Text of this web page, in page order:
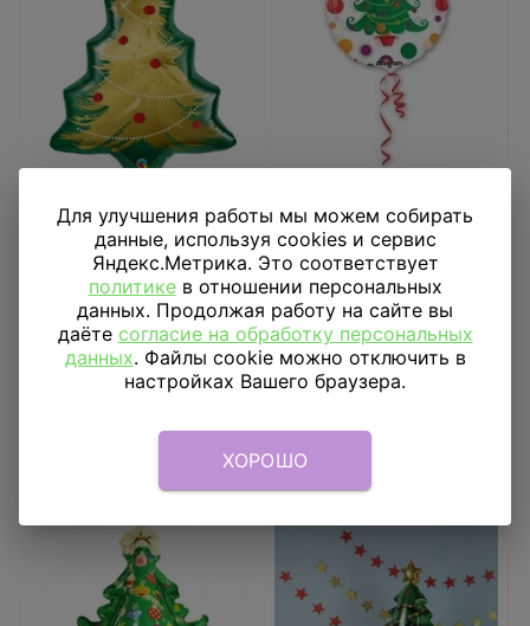
Шар фигура Елка с
гирляндой
1 333₽
В КОРЗИНУ
Шар 18" кристалл Елка
485₽
В КОРЗИНУ
Для улучшения работы мы можем собирать
данные, используя cookies и сервис
Яндекс.Метрика. Это соответствует
политикев отношении персональных
данных. Продолжая работу на сайте вы
даёте согласие на обработку персональных
данных. Файлы cookie можно отключить в
настройках Вашего браузера.
ХОРОШО